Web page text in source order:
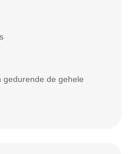
gedurende de gehele